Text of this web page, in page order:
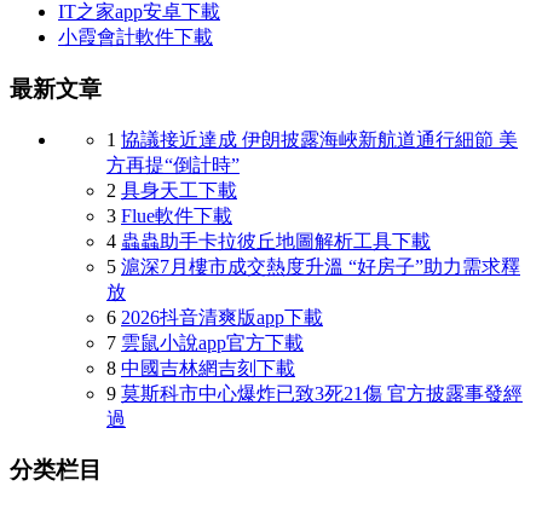
IT之家app安卓下載
小霞會計軟件下載
最新文章
1 協議接近達成 伊朗披露海峽新航道通行細節 美
方再提“倒計時”
2 具身天工下載
3 Flue軟件下載
4 蟲蟲助手卡拉彼丘地圖解析工具下載
5 滬深7月樓市成交熱度升溫 “好房子”助力需求釋
放
6 2026抖音清爽版app下載
7 雲鼠小說app官方下載
8 中國吉林網吉刻下載
9 莫斯科市中心爆炸已致3死21傷 官方披露事發經
過
分类栏目